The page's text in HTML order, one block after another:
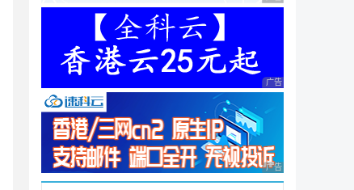
广告 商业广告，理性
广告 商业广告，理性